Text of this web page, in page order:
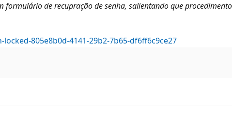
de recupração de senha, salientando que
805e8b0d-4141-29b2-7b65-df6ff6c9ce27